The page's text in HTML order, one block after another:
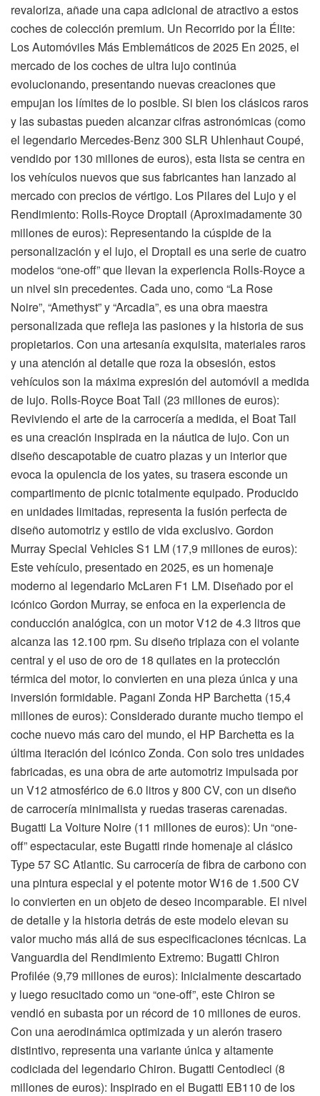
revaloriza, añade una capa adicional de atractivo a estos
coches de colección premium. Un Recorrido por la Élite:
Los Automóviles Más Emblemáticos de 2025 En 2025, el
mercado de los coches de ultra lujo continúa
evolucionando, presentando nuevas creaciones que
empujan los límites de lo posible. Si bien los clásicos raros
y las subastas pueden alcanzar cifras astronómicas (como
el legendario Mercedes-Benz 300 SLR Uhlenhaut Coupé,
vendido por 130 millones de euros), esta lista se centra en
los vehículos nuevos que sus fabricantes han lanzado al
mercado con precios de vértigo. Los Pilares del Lujo y el
Rendimiento: Rolls-Royce Droptail (Aproximadamente 30
millones de euros): Representando la cúspide de la
personalización y el lujo, el Droptail es una serie de cuatro
modelos “one-off” que llevan la experiencia Rolls-Royce a
un nivel sin precedentes. Cada uno, como “La Rose
Noire”, “Amethyst” y “Arcadia”, es una obra maestra
personalizada que refleja las pasiones y la historia de sus
propietarios. Con una artesanía exquisita, materiales raros
y una atención al detalle que roza la obsesión, estos
vehículos son la máxima expresión del automóvil a medida
de lujo. Rolls-Royce Boat Tail (23 millones de euros):
Reviviendo el arte de la carrocería a medida, el Boat Tail
es una creación inspirada en la náutica de lujo. Con un
diseño descapotable de cuatro plazas y un interior que
evoca la opulencia de los yates, su trasera esconde un
compartimento de picnic totalmente equipado. Producido
en unidades limitadas, representa la fusión perfecta de
diseño automotriz y estilo de vida exclusivo. Gordon
Murray Special Vehicles S1 LM (17,9 millones de euros):
Este vehículo, presentado en 2025, es un homenaje
moderno al legendario McLaren F1 LM. Diseñado por el
icónico Gordon Murray, se enfoca en la experiencia de
conducción analógica, con un motor V12 de 4.3 litros que
alcanza las 12.100 rpm. Su diseño triplaza con el volante
central y el uso de oro de 18 quilates en la protección
térmica del motor, lo convierten en una pieza única y una
inversión formidable. Pagani Zonda HP Barchetta (15,4
millones de euros): Considerado durante mucho tiempo el
coche nuevo más caro del mundo, el HP Barchetta es la
última iteración del icónico Zonda. Con solo tres unidades
fabricadas, es una obra de arte automotriz impulsada por
un V12 atmosférico de 6.0 litros y 800 CV, con un diseño
de carrocería minimalista y ruedas traseras carenadas.
Bugatti La Voiture Noire (11 millones de euros): Un “one-
off” espectacular, este Bugatti rinde homenaje al clásico
Type 57 SC Atlantic. Su carrocería de fibra de carbono con
una pintura especial y el potente motor W16 de 1.500 CV
lo convierten en un objeto de deseo incomparable. El nivel
de detalle y la historia detrás de este modelo elevan su
valor mucho más allá de sus especificaciones técnicas. La
Vanguardia del Rendimiento Extremo: Bugatti Chiron
Profilée (9,79 millones de euros): Inicialmente descartado
y luego resucitado como un “one-off”, este Chiron se
vendió en subasta por un récord de 10 millones de euros.
Con una aerodinámica optimizada y un alerón trasero
distintivo, representa una variante única y altamente
codiciada del legendario Chiron. Bugatti Centodieci (8
millones de euros): Inspirado en el Bugatti EB110 de los